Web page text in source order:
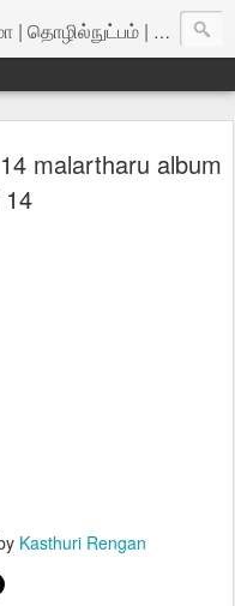
| அறிவியல்
malartharu album
Kasthuri Rengan